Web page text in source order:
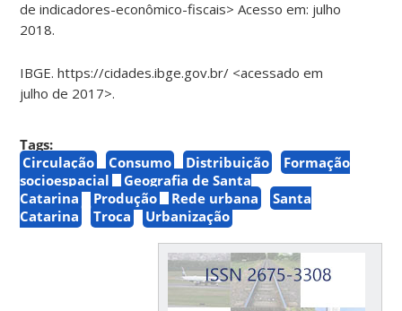
de indicadores-econômico-fiscais> Acesso em: julho
2018.
IBGE. https://cidades.ibge.gov.br/ <acessado em
julho de 2017>.
Tags:
Circulação
Consumo Distribuição
Formação
socioespacial
Geografia de Santa
Catarina
Produção Rede urbana
Santa
Catarina
Troca Urbanização